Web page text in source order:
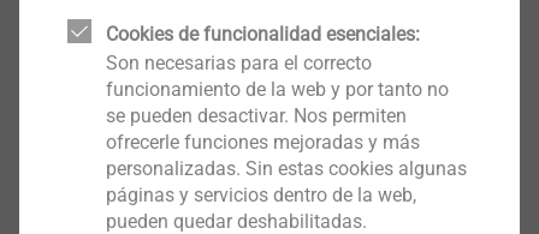
La necesidad actual de reducir los costes y el peso en
la mayoría de construcciones exige a menudo el uso
soluciones de fijación alternativas a los métodos
utilizados hasta la fecha. Por ejemplo, en muchas
aplicaciones, los componentes todavía se fijan con
frecuencia de forma indirecta entre sí mediante un
Cookies de funcionalidad esenciales:
Son necesarias para el correcto
funcionamiento de la web y por tanto no
se pueden desactivar. Nos permiten
ofrecerle funciones mejoradas y más
personalizadas. Sin estas cookies algunas
páginas y servicios dentro de la web,
pueden quedar deshabilitadas.